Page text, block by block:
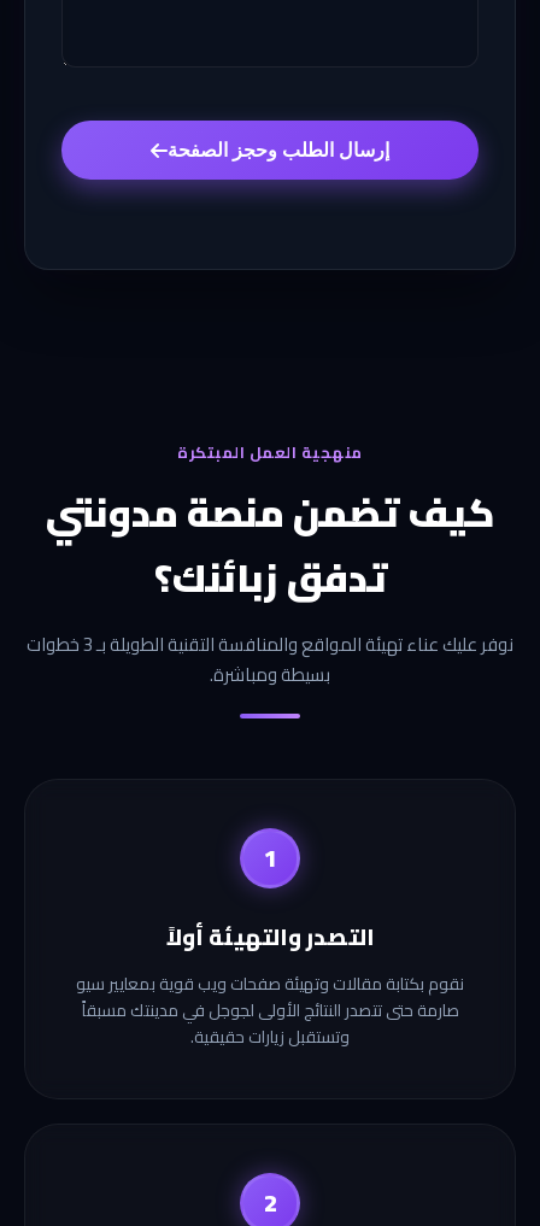
إرسال الطلب وحجز الصفحة
منهجية العمل المبتكرة
كيف تضمن منصة مدونتي
تدفق زبائنك؟
نوفر عليك عناء تهيئة المواقع والمنافسة التقنية الطويلة بـ 3 خطوات
بسيطة ومباشرة.
1
التصدر والتهيئة أولاً
نقوم بكتابة مقالات وتهيئة صفحات ويب قوية بمعايير سيو
صارمة حتى تتصدر النتائج الأولى لجوجل في مدينتك مسبقاً
وتستقبل زيارات حقيقية.
2